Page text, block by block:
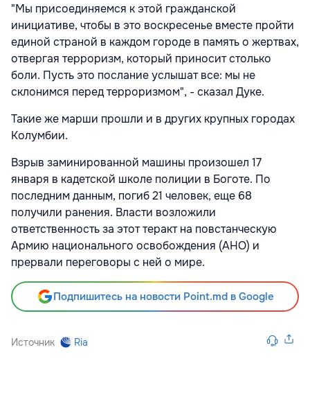
"Мы присоединяемся к этой гражданской
инициативе, чтобы в это воскресенье вместе пройти
единой страной в каждом городе в память о жертвах,
отвергая терроризм, который приносит столько
боли. Пусть это послание услышат все: мы не
склонимся перед терроризмом", - сказал Дуке.
Такие же марши прошли и в других крупных городах
Колумбии.
Взрыв заминированной машины произошел 17
января в кадетской школе полиции в Боготе. По
последним данным, погиб 21 человек, еще 68
получили ранения. Власти возложили
ответственность за этот теракт на повстанческую
Армию национального освобождения (АНО) и
прервали переговоры с ней о мире.
Подпишитесь на новости Point.md в Google
Источник Ria